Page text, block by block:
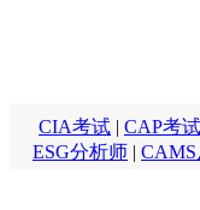
CIA考试 | CAP考试
ESG分析师 |